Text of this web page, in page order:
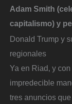
Adam Smith
capitalismo) y
Donald Trump y
regionales
Ya en Riad, y
impredecible
tres anuncios